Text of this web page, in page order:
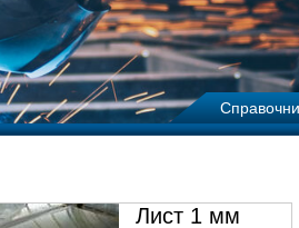
Лист 1 мм